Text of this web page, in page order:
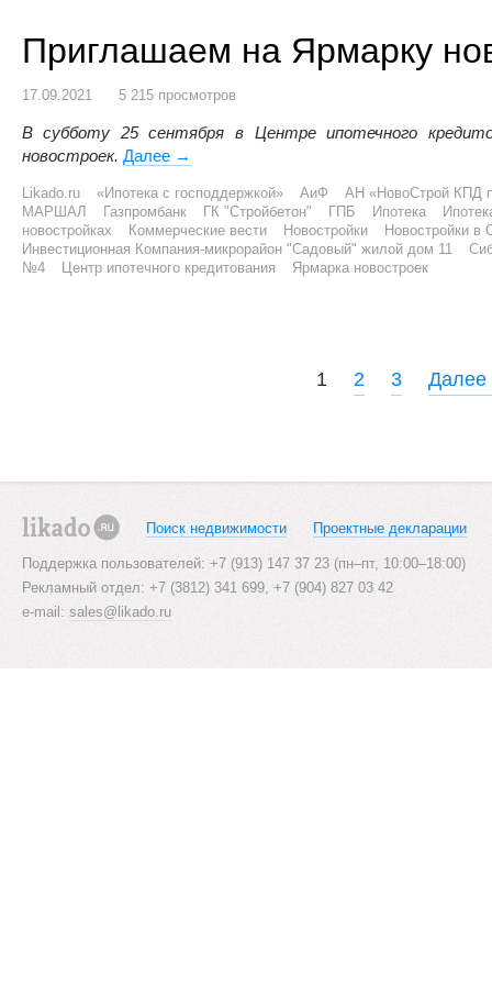
Приглашаем на Ярмарку
17.09.2021 5 215 просмотров
В субботу 25 сентября в Центре ипотечного
новостроек. Далее Приглашаем на Ярмарку новостроек в
→
Likado.ru «Ипотека с господдержкой» АиФ
АН «НовоСтрой КПД
МАРШАЛ
Газпромбанк ГК "Стройбетон" ГПБ Ипотека
новостройках
Коммерческие вести Новостройки
Новостройки в
Инвестиционная Компания-микрорайон "Садовый" жилой дом 11
№4
Центр ипотечного кредитования Ярмарка новостроек
t
s
n
a
1 2 3
Поиск недвижимости Проектные декларации
Поддержка пользователей: +7 (913) 147 37 23 (пн–пт, 10:00–18:00)
Рекламный отдел: +7 (3812) 341 699, +7 (904) 827 03 42
e-mail: sales@likado.ru